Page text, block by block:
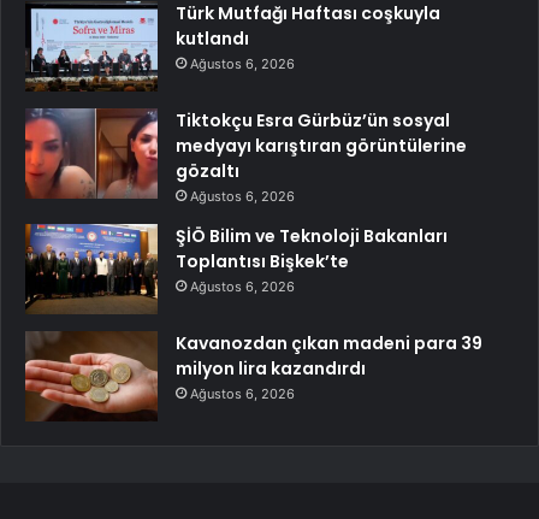
Türk Mutfağı Haftası coşkuyla
kutlandı
Ağustos 6, 2026
Tiktokçu Esra Gürbüz’ün sosyal
medyayı karıştıran görüntülerine
gözaltı
Ağustos 6, 2026
ŞİÖ Bilim ve Teknoloji Bakanları
Toplantısı Bişkek’te
Ağustos 6, 2026
Kavanozdan çıkan madeni para 39
milyon lira kazandırdı
Ağustos 6, 2026